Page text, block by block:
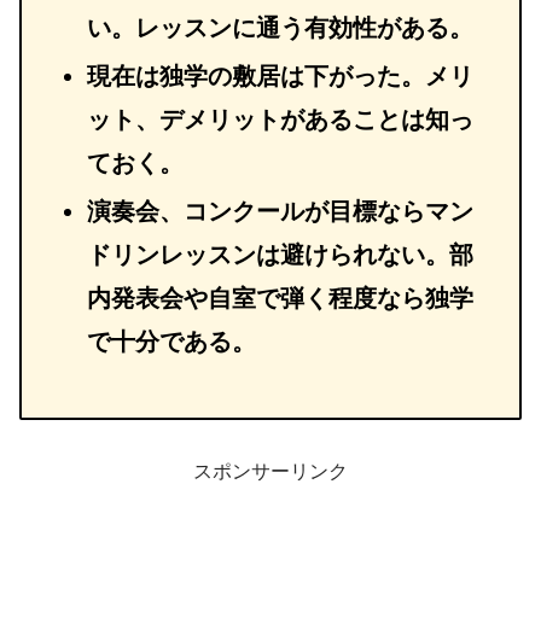
い。レッスンに通う有効性がある。
現在は独学の敷居は下がった。メリ
ット、デメリットがあることは知っ
ておく。
演奏会、コンクールが目標ならマン
ドリンレッスンは避けられない。部
内発表会や自室で弾く程度なら独学
で十分である。
スポンサーリンク